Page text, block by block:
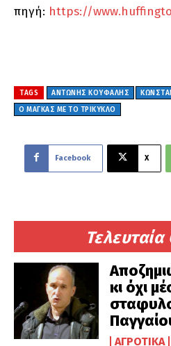
κι όχι
ΑΓΡΟΤΙΚΆ
πηγή: https://
TAGS ΑΝΤΏΝΗΣ ΚΟΎΦΑΛΗΣ
Ο ΜΆΓΚΑΣ ΜΕ ΤΟ ΤΡΊΚΥΚΛΟ
Facebook X